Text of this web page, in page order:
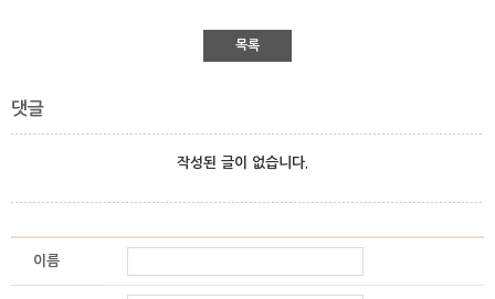
목록
댓글
작성된 글이 없습니다.
이름